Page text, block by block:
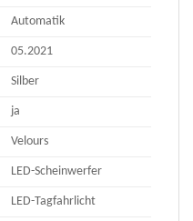
Automatik
05.2021
Silber
ja
Velours
LED-Scheinwerfer
LED-Tagfahrlicht